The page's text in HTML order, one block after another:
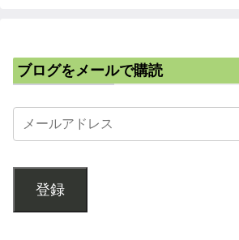
ブログをメールで購読
登録